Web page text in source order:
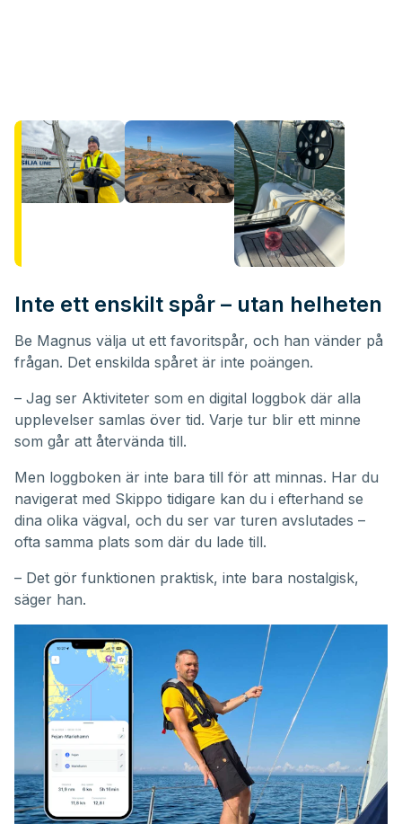
Inte ett enskilt spår – utan helheten
Be Magnus välja ut ett favoritspår, och han vänder på
frågan. Det enskilda spåret är inte poängen.
– Jag ser Aktiviteter som en digital loggbok där alla
upplevelser samlas över tid. Varje tur blir ett minne
som går att återvända till.
Men loggboken är inte bara till för att minnas. Har du
navigerat med Skippo tidigare kan du i efterhand se
dina olika vägval, och du ser var turen avslutades –
ofta samma plats som där du lade till.
– Det gör funktionen praktisk, inte bara nostalgisk,
säger han.